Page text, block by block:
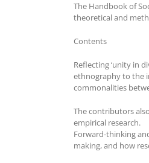
The Handbook of
theoretical and
Contents
Reflecting ‘unity in
ethnography to the
commonalities
The contributors
empirical research.
Forward-thinking
making, and how